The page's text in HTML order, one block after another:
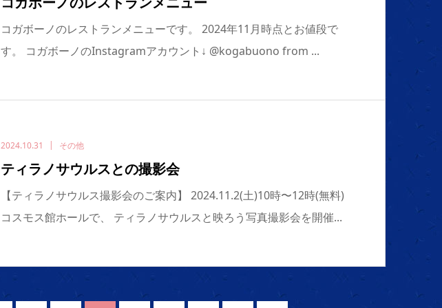
コガボーノのレストランメニューです。 2024年11月時点とお値段で
す。 コガボーノのInstagramアカウント↓ @kogabuono from ...
2024.10.31 その他
ティラノサウルスとの撮影会
【ティラノサウルス撮影会のご案内】 2024.11.2(土)10時〜12時(無料)
コスモス館ホールで、 ティラノサウルスと映ろう写真撮影会を開催...